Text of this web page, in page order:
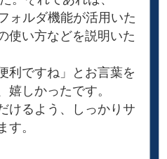
ォルダ機能が活用いた
使い方などを説明いた
利ですね」とお言葉を
嬉しかったです。
けるよう、しっかりサ
す。